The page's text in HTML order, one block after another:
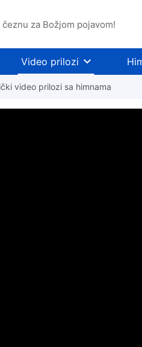
za Božjom pojavom!
Video prilozi
video prilozi sa himnama